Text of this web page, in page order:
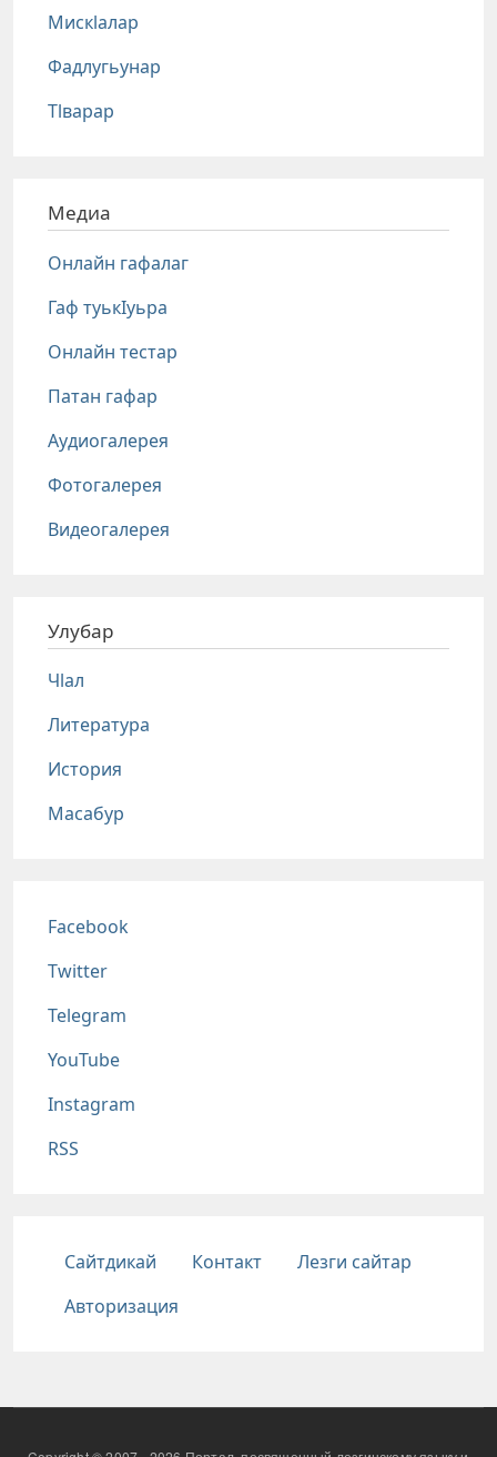
Мискlалар
Фадлугьунар
Тlварар
Медиа
Онлайн гафалаг
Гаф туькIуьра
Онлайн тестар
Патан гафар
Аудиогалерея
Фотогалерея
Видеогалерея
Улубар
Чlал
Литература
История
Масабур
Соц сети
Facebook
Twitter
Telegram
YouTube
Instagram
RSS
Подвал
Сайтдикай Контакт
Лезги сайтар
Авторизация